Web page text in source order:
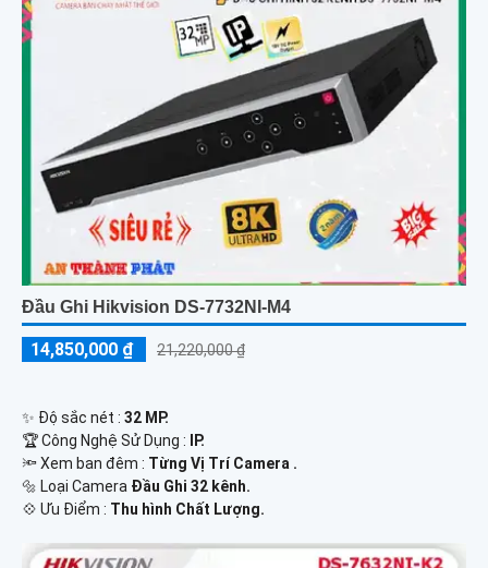
Đầu Ghi Hikvision DS-7732NI-M4
14,850,000 ₫ 21,220,000 ₫
✨ Độ sắc nét : 32 MP.
🏆 Công Nghệ Sử Dụng :
IP.
🔦 Xem ban đêm : Từng Vị Trí Camera .
🔩 Loại Camera Đầu Ghi 32 kênh.
️💠 Ưu Điểm : Thu hình Chất Lượng.